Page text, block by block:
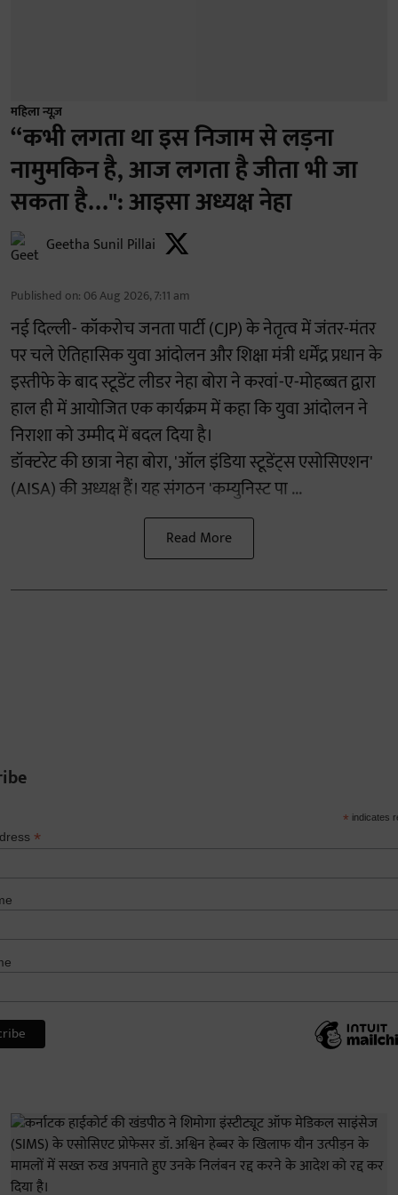
महिला न्यूज़
“कभी लगता था इस निजाम से लड़ना
नामुमकिन है, आज लगता है जीता भी जा
सकता है…": आइसा अध्यक्ष नेहा
Geetha Sunil Pillai
Published on: 06 Aug 2026, 7:11 am
नई दिल्ली- कॉकरोच जनता पार्टी (CJP) के नेतृत्व में जंतर-मंतर
पर चले ऐतिहासिक युवा आंदोलन और शिक्षा मंत्री धर्मेंद्र प्रधान के
इस्तीफे के बाद स्टूडेंट लीडर नेहा बोरा ने करवां-ए-मोहब्बत द्वारा
हाल ही में आयोजित एक कार्यक्रम में कहा कि युवा आंदोलन ने
निराशा को उम्मीद में बदल दिया है।
डॉक्टरेट की छात्रा नेहा बोरा, 'ऑल इंडिया स्टूडेंट्स एसोसिएशन'
(AISA) की अध्यक्ष हैं। यह संगठन 'कम्युनिस्ट पा ...
Read More
* indicates
*